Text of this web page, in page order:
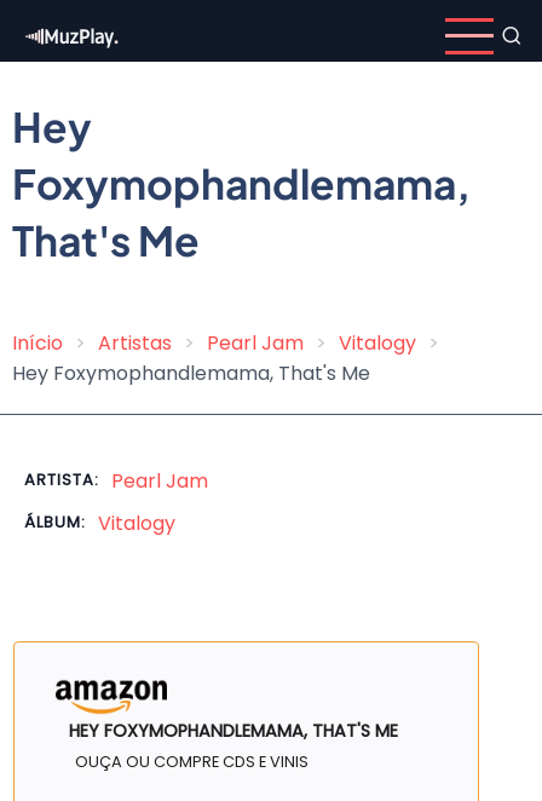
para
conteúdo
principal
Hey
Foxymophandlemama,
That's Me
Trilha
Início Artistas Pearl Jam
Vitalogy
Hey Foxymophandlemama, That's Me
ARTISTA: Pearl Jam
ÁLBUM: Vitalogy
HEY FOXYMOPHANDLEMAMA, THAT'S ME
OUÇA OU COMPRE CDS E VINIS